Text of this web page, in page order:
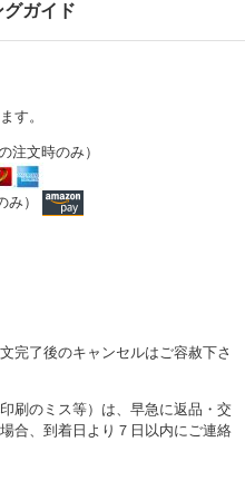
ガイド
す。
注文時のみ）
み）
完了後のキャンセルはご容赦下さ
刷のミス等）は、早急に返品・交
合、到着日より７日以内にご連絡